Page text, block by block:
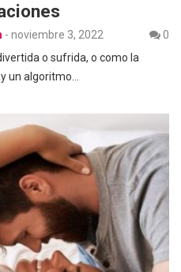
- noviembre 3, 2022
0
o sufrida, o como la
un algoritmo…